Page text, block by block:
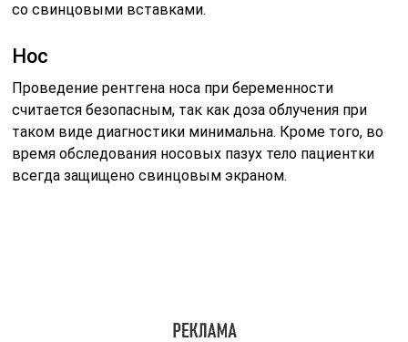
со свинцовыми вставками.
Нос
Проведение рентгена носа при беременности
считается безопасным, так как доза облучения при
таком виде диагностики минимальна. Кроме того, во
время обследования носовых пазух тело пациентки
всегда защищено свинцовым экраном.